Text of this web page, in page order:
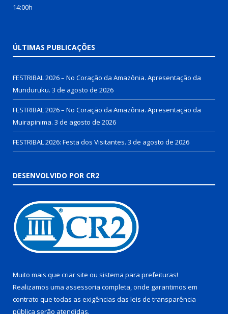
14:00h
ÚLTIMAS PUBLICAÇÕES
FESTRIBAL 2026 – No Coração da Amazônia. Apresentação da
Munduruku. 3 de agosto de 2026
FESTRIBAL 2026 – No Coração da Amazônia. Apresentação da
Muirapinima. 3 de agosto de 2026
FESTRIBAL 2026: Festa dos Visitantes. 3 de agosto de 2026
DESENVOLVIDO POR CR2
Muito mais que criar site ou sistema para prefeituras!
Realizamos uma assessoria completa, onde garantimos em
contrato que todas as exigências das leis de transparência
pública serão atendidas.